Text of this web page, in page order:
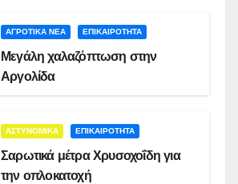
ΑΓΡΟΤΙΚΑ ΝΕΑ ΕΠΙΚΑΙΡΟΤΗΤΑ
Μεγάλη χαλαζόπτωση στην
Αργολίδα
ΑΣΤΥΝΟΜΙΚΑ ΕΠΙΚΑΙΡΟΤΗΤΑ
Σαρωτικά μέτρα Χρυσοχοΐδη για
την οπλοκατοχή